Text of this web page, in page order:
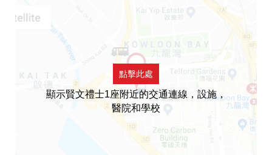
點擊此處
顯示賢文禮士1座附近的交通連線，設施，
醫院和學校